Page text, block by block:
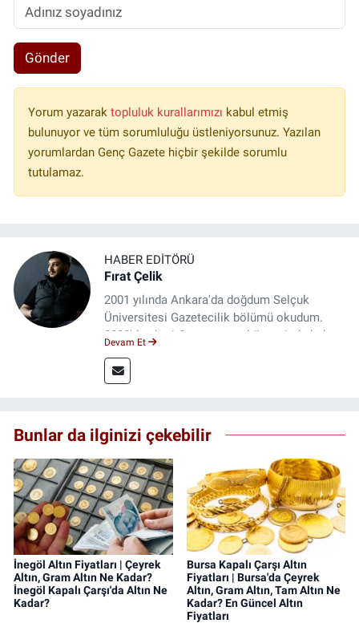
Gönder
Yorum yazarak topluluk kurallarımızı kabul etmiş
bulunuyor ve tüm sorumluluğu üstleniyorsunuz. Yazılan
yorumlardan Genç Gazete hiçbir şekilde sorumlu
tutulamaz.
HABER EDITÖRÜ
Fırat Çelik
2001 yılında Ankara'da doğdum Selçuk
Üniversitesi Gazetecilik bölümü okudum.
2023'den beri Genç gazete bünyesinde haber
Devam Et
Bunlar da ilginizi çekebilir
İnegöl Altın Fiyatları | Çeyrek
Altın, Gram Altın Ne Kadar?
İnegöl Kapalı Çarşı'da Altın Ne
Kadar?
Bursa Kapalı Çarşı Altın
Fiyatları | Bursa'da Çeyrek
Altın, Gram Altın, Tam Altın Ne
Kadar? En Güncel Altın
Fiyatları